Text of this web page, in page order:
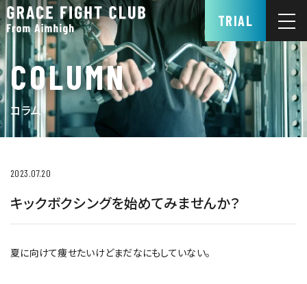
TRIAL
COLUMN
コラム
2023.07.20
キックボクシングを始めてみませんか？
夏に向けて痩せたいけどまだなにもしていない。